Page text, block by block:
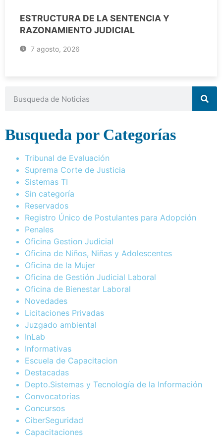
ESTRUCTURA DE LA SENTENCIA Y
RAZONAMIENTO JUDICIAL
7 agosto, 2026
Busqueda por Categorías
Tribunal de Evaluación
Suprema Corte de Justicia
Sistemas TI
Sin categoría
Reservados
Registro Único de Postulantes para Adopción
Penales
Oficina Gestion Judicial
Oficina de Niños, Niñas y Adolescentes
Oficina de la Mujer
Oficina de Gestión Judicial Laboral
Oficina de Bienestar Laboral
Novedades
Licitaciones Privadas
Juzgado ambiental
InLab
Informativas
Escuela de Capacitacion
Destacadas
Depto.Sistemas y Tecnología de la Información
Convocatorias
Concursos
CiberSeguridad
Capacitaciones